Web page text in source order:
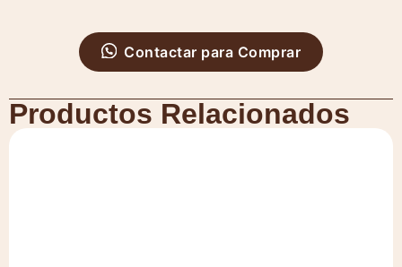
Contactar para Comprar
Productos Relacionados